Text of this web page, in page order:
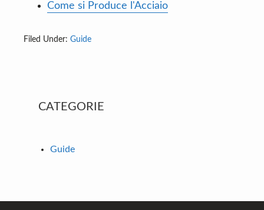
Come si Produce l'Acciaio
Filed Under: Guide
Primary
CATEGORIE
Guide